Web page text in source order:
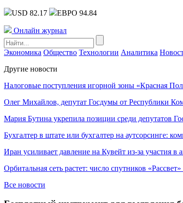
USD 82.17 ЕВРО 94.84
Онлайн журнал
Экономика Общество Технологии Аналитика
Другие новости
Налоговые поступления игорной зоны «Красная
Олег Михайлов, депутат Госдумы от Республики
Мария Бутина укрепила позиции среди депутатов
Бухгалтер в штате или бухгалтер на аутсорсинге:
Иран усиливает давление на Кувейт из-за участия в
Орбитальная сеть растет: число спутников
Все новости